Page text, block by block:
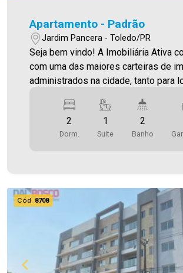
Apartamento - Padrão
Jardim Pancera - Toledo/PR
Seja bem vindo! A Imobiliária Ativa conta hoje
com uma das maiores carteiras de
administrados na cidade, tanto para
opções! Apartamento Localizado no Jardim
Pancera. O Imóvel conta com: - Sala de Estar -
Sala De Jantar - Cozinha - 02 Quartos - 01 Suíte -
essa oportunidade! A hora de
novo lar É AGORA! Imobiliária Ativa, sinta-se em
2
Dorm.
1
Suite
2
Banho
Cód. 8708